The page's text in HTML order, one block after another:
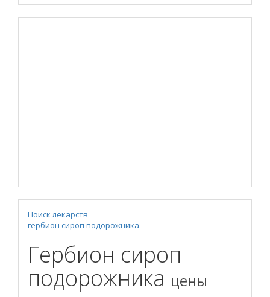
Поиск лекарств
гербион сироп подорожника
Гербион сироп
подорожника цены